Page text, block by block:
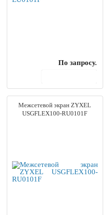
По запросу.
Межсетевой экран ZYXEL
USGFLEX100-RU0101F